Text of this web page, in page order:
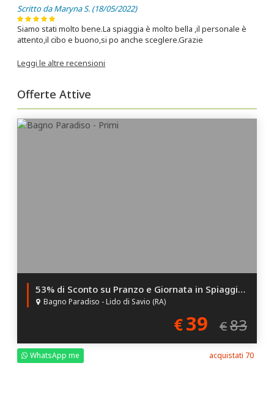
Scritto da Maryna S. (18/05/2022)
Siamo stati molto bene.La spiaggia è molto bella ,il personale è
attento,il cibo e buono,si po anche sceglere.Grazie
Leggi le altre recensioni
Offerte Attive
53% di Sconto su Pranzo e Giornata in Spiaggia per 2!
Bagno Paradiso - Lido di Savio (RA)
€39 €83
WhatsApp me acquistati 70